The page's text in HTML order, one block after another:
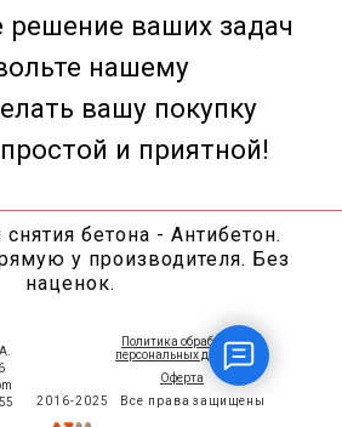
бетона - Антибетон.
у производителя. Без
наценок.
Все права защищены
2016-2025
Оферта
Политика обработки
персональных данных